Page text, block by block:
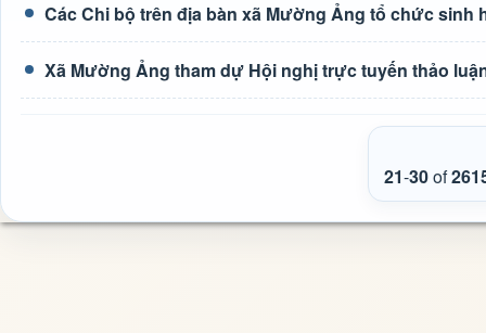
Các Chi bộ trên địa bàn xã Mường Ảng tổ chức sinh
Xã Mường Ảng tham dự Hội nghị trực tuyến thảo
21-30of